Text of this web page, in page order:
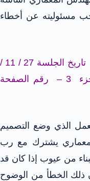
مسئوليته عن أخطاء
[الطعن رقم 149 – لسنــة 38 ق – تاريخ الجلسة 27 / 11 /
1973 – مكتب فني 24 – رقم الجزء 3 – رقم الصفحة
الذي وضع التصميم
يشترك مع رب
من عيوب إذا كان قد
ذلك الخطأ من الوضوح